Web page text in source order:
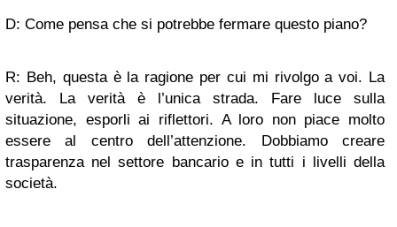
D: Come pensa che si potrebbe fermare questo piano?
R: Beh, questa è la ragione per cui mi rivolgo a voi. La
verità. La verità è l’unica strada. Fare luce sulla
situazione, esporli ai riflettori. A loro non piace molto
essere al centro dell’attenzione. Dobbiamo creare
trasparenza nel settore bancario e in tutti i livelli della
società.